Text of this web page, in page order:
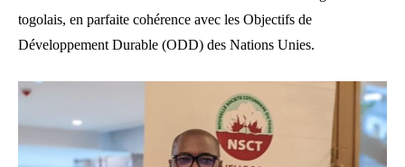
togolais, en parfaite cohérence avec les Objectifs de
Développement Durable (ODD) des Nations Unies.